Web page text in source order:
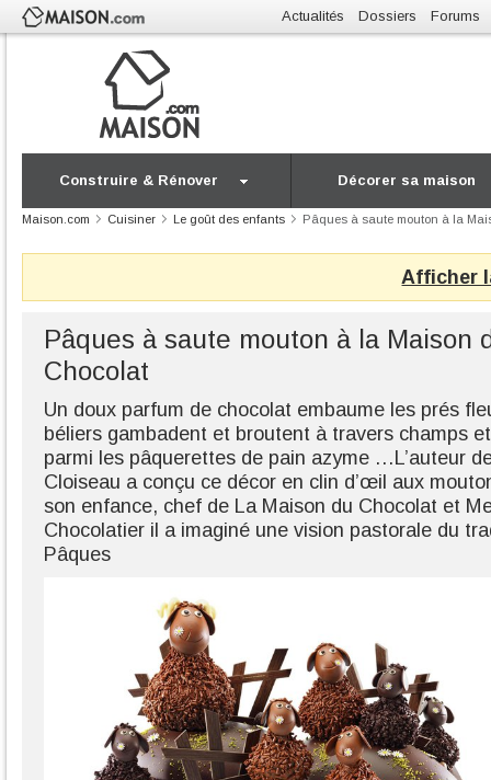
Actualités Dossiers Forums
Construire & Rénover Décorer sa maison
Maison.com Cuisiner Le goût des enfants Pâques à saute mouton à la
Afficher
Pâques à saute mouton à la Maison
Chocolat
Un doux parfum de chocolat embaume les prés
béliers gambadent et broutent à travers champs
parmi les pâquerettes de pain azyme …L’auteur
Cloiseau a conçu ce décor en clin d’œil aux
son enfance, chef de La Maison du Chocolat et
Chocolatier il a imaginé une vision pastorale du
Pâques